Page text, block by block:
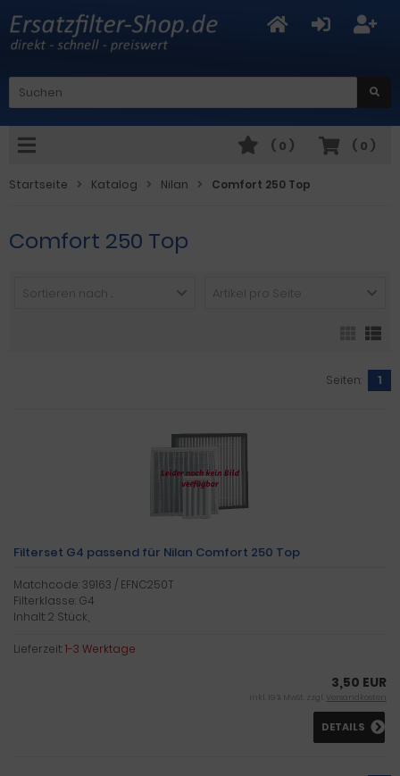
( 0 )
( 0 )
Startseite Katalog Nilan Comfort 250 Top
Comfort 250 Top
Sortieren nach ... Artikel pro Seite
Seiten: 1
Filterset G4 passend für Nilan Comfort 250 Top
Matchcode: 39163 / EFNC250T
Filterklasse: G4
Inhalt: 2 Stück,
Lieferzeit:1-3 Werktage
3,50 EUR
inkl. 19 % MwSt. zzgl. Versandkosten
DETAILS